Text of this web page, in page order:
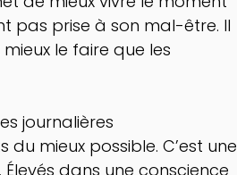
pas prise à son mal-être. Il
le faire que les
journalières
mieux possible. C’est une
dans une conscience